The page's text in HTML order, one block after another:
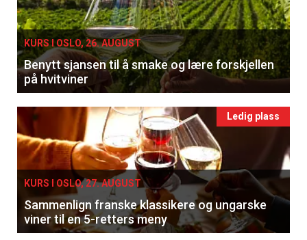
KURS I OSLO, 26. AUGUST
Benytt sjansen til å smake og lære forskjellen
på hvitviner
Ledig plass
KURS I OSLO, 27. AUGUST
Sammenlign franske klassikere og ungarske
viner til en 5-retters meny